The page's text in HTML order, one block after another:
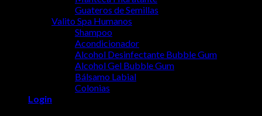
Guateros de Semillas
Valito Spa Humanos
Shampoo
Acondicionador
Alcohol Desinfectante Bubble Gum
Alcohol Gel Bubble Gum
Bálsamo Labial
Colonias
Login